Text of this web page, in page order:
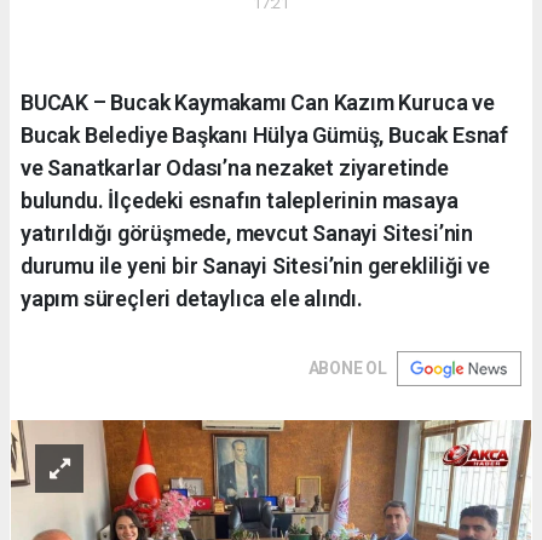
BUCAK – Bucak Kaymakamı Can Kazım Kuruca ve
Bucak Belediye Başkanı Hülya Gümüş, Bucak Esnaf
ve Sanatkarlar Odası’na nezaket ziyaretinde
bulundu. İlçedeki esnafın taleplerinin masaya
yatırıldığı görüşmede, mevcut Sanayi Sitesi’nin
durumu ile yeni bir Sanayi Sitesi’nin gerekliliği ve
yapım süreçleri detaylıca ele alındı.
ABONE OL